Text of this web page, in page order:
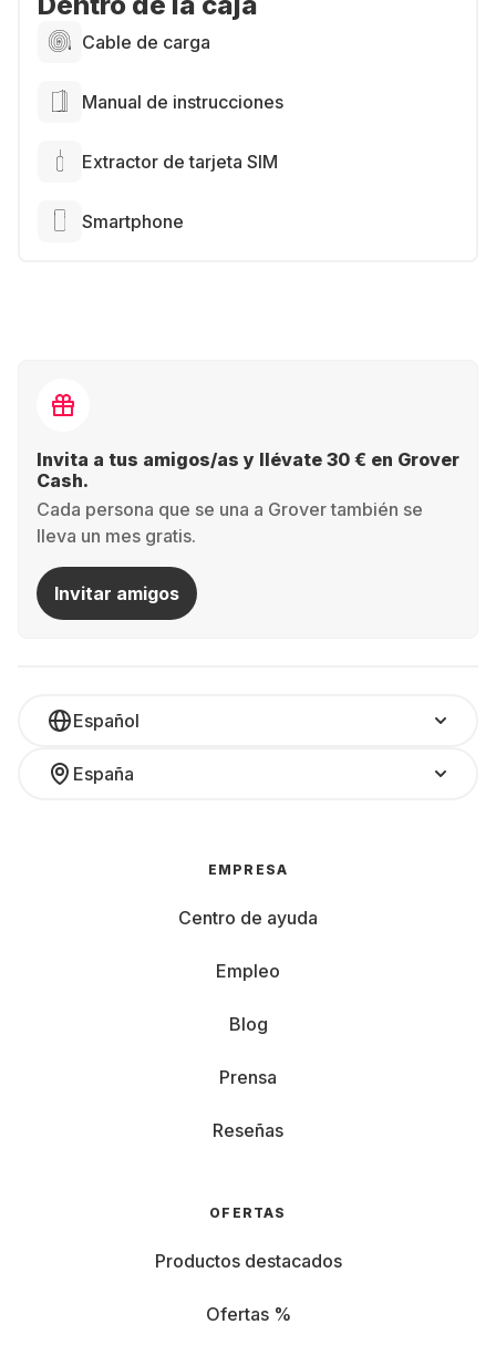
Cable de carga
Manual de instrucciones
Extractor de tarjeta SIM
Smartphone
Invita a tus amigos/as y llévate 30 € en Grover
Cash.
Cada persona que se una a Grover también se
lleva un mes gratis.
Invitar amigos
Español
España
EMPRESA
Centro de ayuda
Empleo
Blog
Prensa
Reseñas
OFERTAS
Productos destacados
Ofertas %